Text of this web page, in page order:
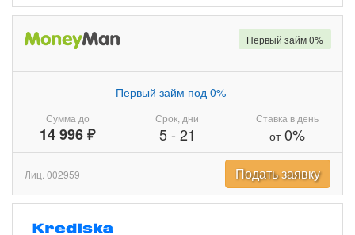
Сумма до
14 996 ₽
Первый займ под 0%
Срок, дни
5- 21
Ставка в день
от0%
Первый займ 0%
Лиц. 002959 Подать заявку